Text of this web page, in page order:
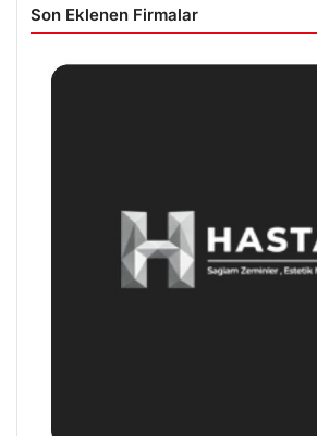
Son Eklenen Firmalar